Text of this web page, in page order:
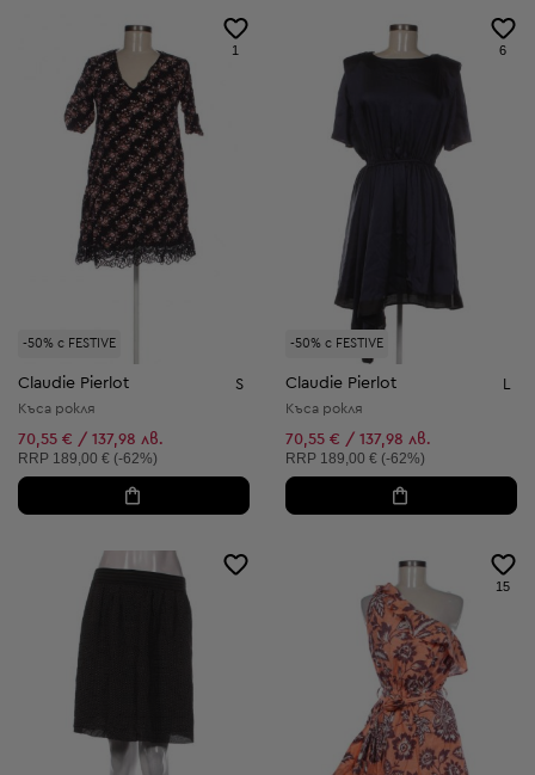
-50% с FESTIVE
1
Claudie Pierlot S
Къса рокля
70,55 € / 137,98 лв.
Препоръчителна цена:
RRP 189,00 € (-62%)
-50% с FESTIVE
6
Claudie Pierlot L
Къса рокля
70,55 € / 137,98 лв.
Препоръчителна цена:
RRP 189,00 € (-62%)
15